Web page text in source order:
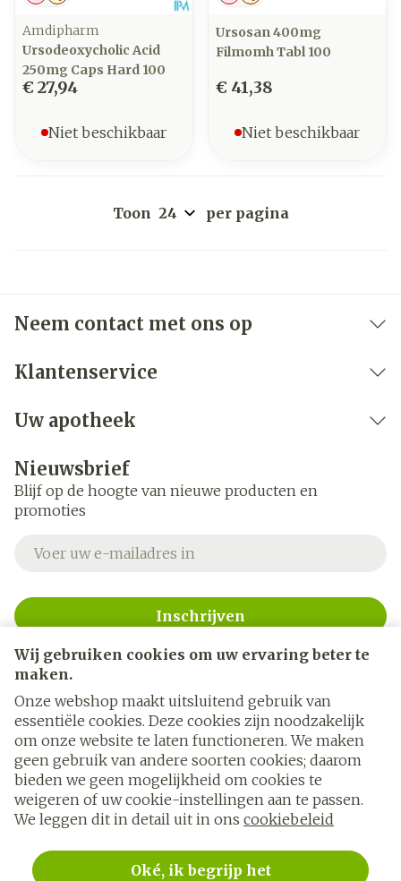
Wij gebruiken cookies om uw ervaring beter te
maken.
Onze webshop maakt uitsluitend gebruik van
essentiële cookies. Deze cookies zijn noodzakelijk
om onze website te laten functioneren. We maken
geen gebruik van andere soorten cookies; daarom
bieden we geen mogelijkheid om cookies te
weigeren of uw cookie-instellingen aan te passen.
We leggen dit in detail uit in ons cookiebeleid
Oké, ik begrijp het
Amdipharm
Ursodeoxycholic Acid
250mg Caps Hard 100
€ 27,94
Niet beschikbaar
Ursosan 400mg
Filmomh Tabl 100
€ 41,38
Niet beschikbaar
Toon per pagina
Neem contact met ons op
Klantenservice
Uw apotheek
Nieuwsbrief
Blijf op de hoogte van nieuwe producten en
promoties
Inschrijven
Door op inschrijven te klikken, schrijft u zich in voor onze
nieuwsbrief en gaat u akkoord met onze
Juridische links